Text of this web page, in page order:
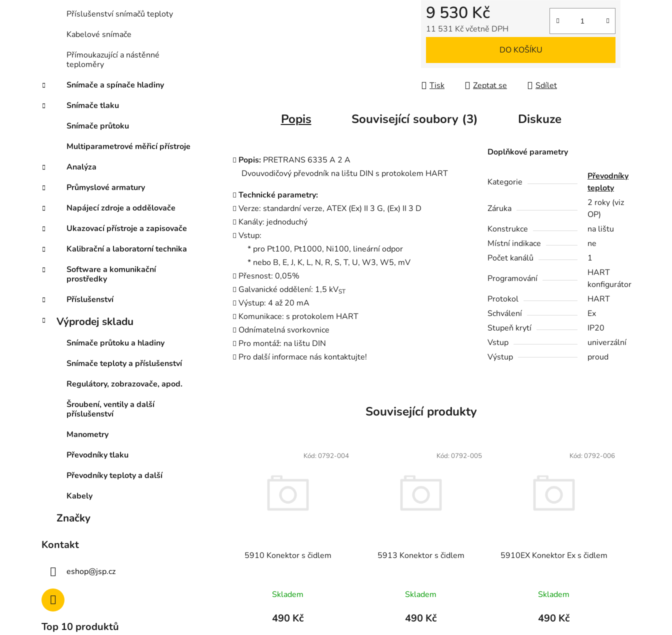
Příslušenství snímačů teploty
Kabelové snímače
Přímoukazující a nástěnné
teploměry
Snímače a spínače hladiny
Snímače tlaku
Snímače průtoku
Multiparametrové měřicí přístroje
Analýza
Průmyslové armatury
Napájecí zdroje a oddělovače
Ukazovací přístroje a zapisovače
Kalibrační a laboratorní technika
Software a komunikační
prostředky
Příslušenství
Výprodej skladu
Snímače průtoku a hladiny
Snímače teploty a příslušenství
Regulátory, zobrazovače, apod.
Šroubení, ventily a další
příslušenství
Manometry
Převodníky tlaku
Převodníky teploty a další
Kabely
Značky
Kontakt
eshop@jsp.cz
Top 10 produktů
9 530 Kč
11 531 Kč včetně DPH
DO KOŠÍKU
Tisk Zeptat se Sdílet
Popis Související soubory (3) Diskuze
Popis: PRETRANS 6335 A 2 A
Dvouvodičový převodník na lištu DIN s protokolem HART
Technické parametry:
Verze: standardní verze, ATEX (Ex) II 3 G, (Ex) II 3 D
Kanály: jednoduchý
Vstup:
* pro Pt100, Pt1000, Ni100, lineární odpor
* nebo B, E, J, K, L, N, R, S, T, U, W3, W5, mV
Přesnost: 0,05%
Galvanické oddělení: 1,5 kVST
Výstup: 4 až 20 mA
Komunikace: s protokolem HART
Odnímatelná svorkovnice
Pro montáž: na lištu DIN
Pro další informace nás kontaktujte!
Doplňkové parametry
Kategorie
Převodníky
teploty
Záruka
2 roky (viz
OP)
Konstrukce
na lištu
Místní indikace
ne
Počet kanálů
1
Programování
HART
konfigurátor
Protokol
HART
Schválení
Ex
Stupeň krytí
IP20
Vstup
univerzální
Výstup
proud
Související produkty
5910 Konektor s čidlem
Skladem
490 Kč
Kód: 0792-004
5913 Konektor s čidlem
Skladem
490 Kč
Kód: 0792-005
5910EX Konektor Ex s čidlem
Skladem
490 Kč
Kód: 0792-006